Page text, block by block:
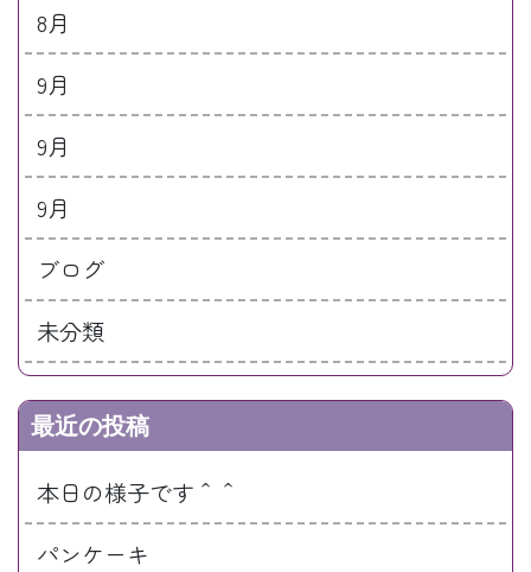
8月
9月
9月
9月
ブログ
未分類
最近の投稿
本日の様子です＾＾
パンケーキ